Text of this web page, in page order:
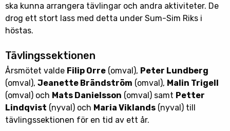
ska kunna arrangera tävlingar och andra aktiviteter. De
drog ett stort lass med detta under Sum-Sim Riks i
höstas.
Tävlingssektionen
Årsmötet valde Filip Orre (omval), Peter Lundberg
(omval), Jeanette Brändström (omval), Malin Trigell
(omval) och Mats Danielsson (omval) samt Petter
Lindqvist (nyval) och Maria Viklands (nyval) till
tävlingssektionen för en tid av ett år.